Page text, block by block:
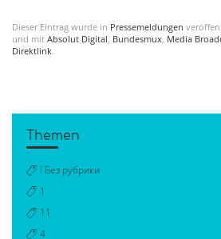
Dieser Eintrag wurde in Pressemeldungen
und mit Absolut Digital Bundesmux Media
Direktlink.
Themen
! Без рубрики
1
11
4